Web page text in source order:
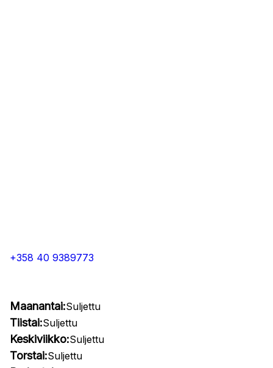
+358 40 9389773
Maanantai:Suljettu
Tiistai:Suljettu
Keskiviikko:Suljettu
Torstai:Suljettu